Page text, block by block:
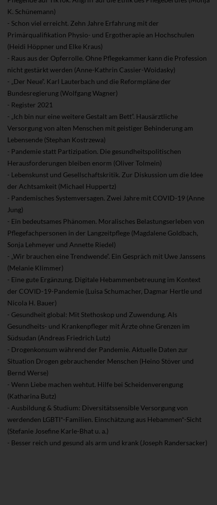
K. Schünemann)
- Schon viel erreicht. Zehn Jahre Erfahrung mit der
Primärqualifikation Physio- und Ergotherapie an Hochschulen
(Heidi Höppner und Elke Kraus)
- Raus aus der Opferrolle. Ohne Pflegekammer kann die Profession
nicht gestärkt werden (Anne-Kathrin Cassier-Woidasky)
- „Der Neue“. Karl Lauterbach und die Reformpläne der
Bundesregierung (Wolfgang Wagner)
- Register 2021
- „Ich bin nur eine weitere Gestalt am Bett“. Hausärztliche
Versorgung von alten Menschen mit geistiger Behinderung am
Lebensende (Stephan Kostrzewa)
- Pandemie statt Partizipation. Die gesundheitspolitischen
Herausforderungen bleiben enorm (Oliver Tolmein)
- Lebenskunst und Gesellschaftskritik. Zur Diskussion um die Idee
der Achtsamkeit (Michael Huppertz)
- Pandemisches Systemversagen. Zwei Jahre mit COVID-19 (Anne
Jung)
- Ein bedeutsames Phänomen. Moralisches Belastungserleben von
Pflegefachpersonen in der Langzeitpflege (Magdalene Goldbach,
Sonja Lehmeyer und Annette Riedel)
- „Wir brauchen eine Trendwende“. Ein Gespräch mit Uwe Janssens
(Melanie Klimmer)
- Eine gute Ergänzung. Digitale Hebammenbetreuung im Kontext
der COVID-19-Pandemie (Luisa Schumacher, Dagmar Hertle und
Nicola H. Bauer)
- Gesundheit global: Mit Stethoskop und Zuwendung. Als
Gesundheits- und Krankenpfleger mit Ärzte ohne Grenzen im
Südsudan (Andreas Friedrich Lutz)
- Drogenkonsum während der Pandemie. Aktuelle Daten zur
Situation Drogen gebrauchender Menschen (Heino Stöver und
Bernd Werse)
- Wenn Liebe machen wehtut. Hilfe bei Scheidenverengung
(Katharina Butz)
- Ausbildung & Studium: Diversitätssensible Versorgung von
werdenden LGBTI*-Familien. Einschätzung aus Hebammen*-Sicht
(Stefanie Josefine Karle-Bhat u. a.)
- Besser reich und gesund als arm und krank (Joseph Randersacker)